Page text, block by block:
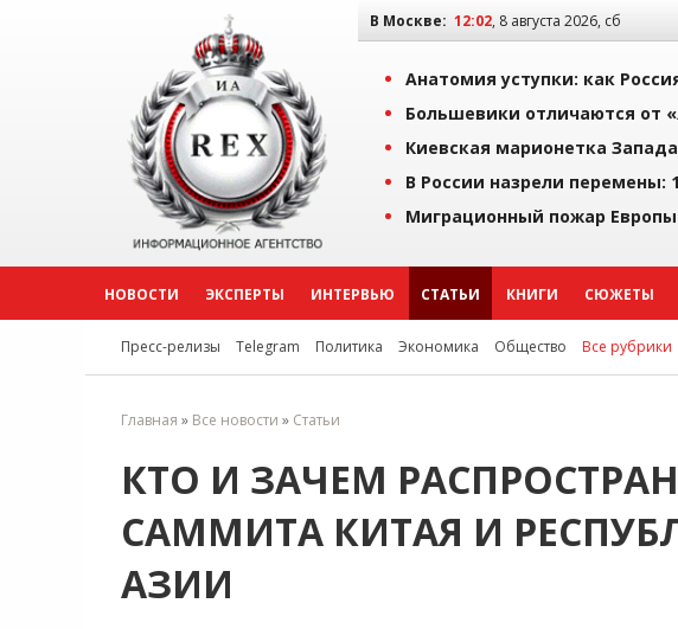
В Москве: 12:02, 8 августа 2026, сб
Анатомия уступки: как
Большевики отличаются от
Киевская марионетка
В России назрели перемены:
Миграционный пожар
НОВОСТИ ЭКСПЕРТЫ ИНТЕРВЬЮ СТАТЬИ КНИГИ СЮЖЕТЫ
Пресс-релизы Telegram Политика Экономика Общество Все рубрики
Главная » Все новости » Статьи
КТО И ЗАЧЕМ
САММИТА КИТАЯ И
АЗИИ